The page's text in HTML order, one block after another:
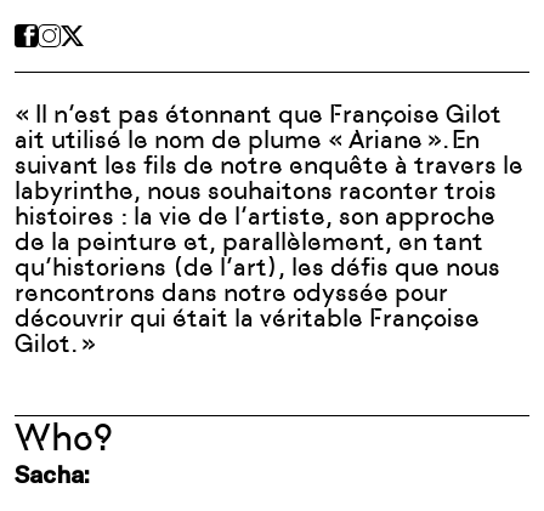
« Il n’est pas étonnant que Françoise Gilot
ait utilisé le nom de plume « Ariane ». En
suivant les fils de notre enquête à travers le
labyrinthe, nous souhaitons raconter trois
histoires : la vie de l’artiste, son approche
de la peinture et, parallèlement, en tant
qu’historiens (de l’art), les défis que nous
rencontrons dans notre odyssée pour
découvrir qui était la véritable Françoise
Gilot. »
Who?
Sacha: